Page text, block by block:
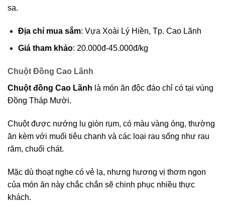
sa.
Địa chỉ mua sắm: Vựa Xoài Lý Hiền, Tp. Cao Lãnh
Giá tham khảo: 20.000đ-45.000đ/kg
Chuột Đồng Cao Lãnh
Chuột đồng Cao Lãnh là món ăn độc đáo chỉ có tại vùng
Đồng Tháp Mười.
Chuột được nướng lu giòn rụm, có màu vàng óng, thường
ăn kèm với muối tiêu chanh và các loại rau sống như rau
răm, chuối chát.
Mặc dù thoạt nghe có vẻ lạ, nhưng hương vị thơm ngon
của món ăn này chắc chắn sẽ chinh phục nhiều thực
khách.